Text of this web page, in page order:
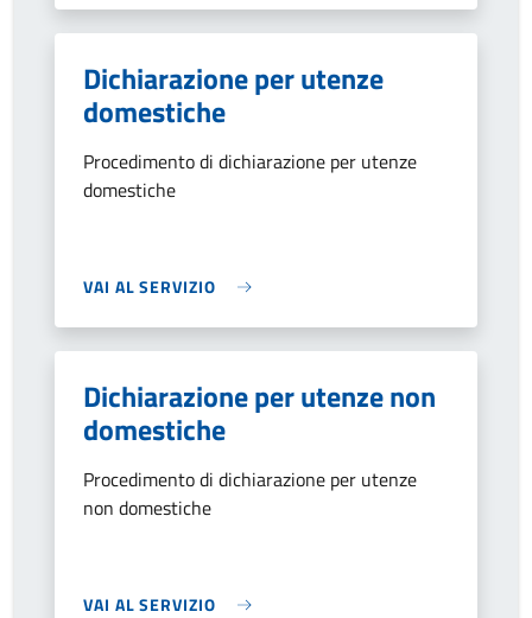
Dichiarazione per utenze
domestiche
Procedimento di dichiarazione per utenze
domestiche
VAI AL SERVIZIO
Dichiarazione per utenze non
domestiche
Procedimento di dichiarazione per utenze
non domestiche
VAI AL SERVIZIO